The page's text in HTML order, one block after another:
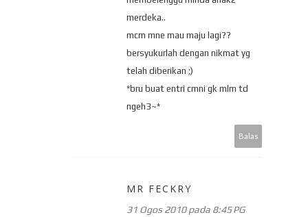
merdeka..
mcm mne mau maju lagi??
bersyukurlah dengan nikmat yg
telah diberikan ;)
*bru buat entri cmni gk mlm td
ngeh3~*
Balas
MR FECKRY
31 Ogos 2010 pada 8:45 PG